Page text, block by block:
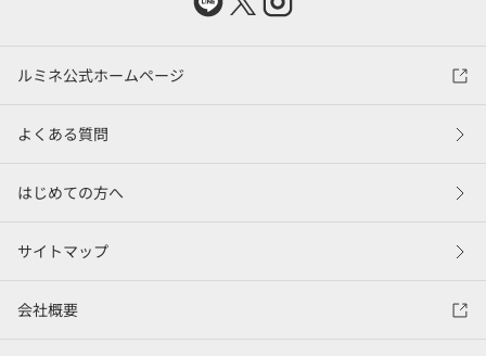
ルミネ公式ホームページ
よくある質問
はじめての方へ
サイトマップ
会社概要